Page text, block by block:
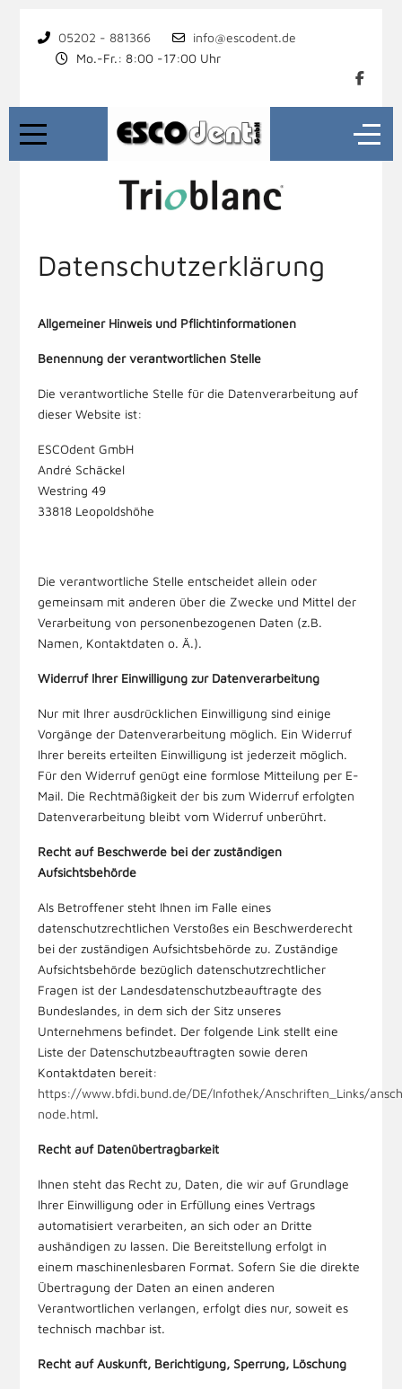
05202 - 881366
info@escodent.de
Mo.-Fr.: 8:00 -17:00 Uhr
Datenschutzerklärung
Allgemeiner Hinweis und Pflichtinformationen
Benennung der verantwortlichen Stelle
Die verantwortliche Stelle für die Datenverarbeitung auf
dieser Website ist:
ESCOdent GmbH
André Schäckel
Westring 49
33818 Leopoldshöhe
Die verantwortliche Stelle entscheidet allein oder
gemeinsam mit anderen über die Zwecke und Mittel der
Verarbeitung von personenbezogenen Daten (z.B.
Namen, Kontaktdaten o. Ä.).
Widerruf Ihrer Einwilligung zur Datenverarbeitung
Nur mit Ihrer ausdrücklichen Einwilligung sind einige
Vorgänge der Datenverarbeitung möglich. Ein Widerruf
Ihrer bereits erteilten Einwilligung ist jederzeit möglich.
Für den Widerruf genügt eine formlose Mitteilung per E-
Mail. Die Rechtmäßigkeit der bis zum Widerruf erfolgten
Datenverarbeitung bleibt vom Widerruf unberührt.
Recht auf Beschwerde bei der zuständigen
Aufsichtsbehörde
Als Betroffener steht Ihnen im Falle eines
datenschutzrechtlichen Verstoßes ein Beschwerderecht
bei der zuständigen Aufsichtsbehörde zu. Zuständige
Aufsichtsbehörde bezüglich datenschutzrechtlicher
Fragen ist der Landesdatenschutzbeauftragte des
Bundeslandes, in dem sich der Sitz unseres
Unternehmens befindet. Der folgende Link stellt eine
Liste der Datenschutzbeauftragten sowie deren
Kontaktdaten bereit:
https://www.bfdi.bund.de/DE/Infothek/Anschriften_Links/
node.html.
Recht auf Datenübertragbarkeit
Ihnen steht das Recht zu, Daten, die wir auf Grundlage
Ihrer Einwilligung oder in Erfüllung eines Vertrags
automatisiert verarbeiten, an sich oder an Dritte
aushändigen zu lassen. Die Bereitstellung erfolgt in
einem maschinenlesbaren Format. Sofern Sie die direkte
Übertragung der Daten an einen anderen
Verantwortlichen verlangen, erfolgt dies nur, soweit es
technisch machbar ist.
Recht auf Auskunft, Berichtigung, Sperrung, Löschung